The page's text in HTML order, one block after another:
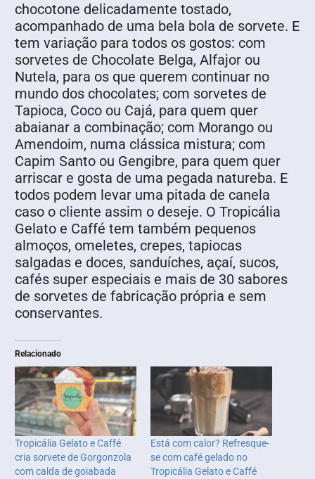
chocotone delicadamente tostado,
acompanhado de uma bela bola de sorvete. E
tem variação para todos os gostos: com
sorvetes de Chocolate Belga, Alfajor ou
Nutela, para os que querem continuar no
mundo dos chocolates; com sorvetes de
Tapioca, Coco ou Cajá, para quem quer
abaianar a combinação; com Morango ou
Amendoim, numa clássica mistura; com
Capim Santo ou Gengibre, para quem quer
arriscar e gosta de uma pegada natureba. E
todos podem levar uma pitada de canela
caso o cliente assim o deseje. O Tropicália
Gelato e Caffé tem também pequenos
almoços, omeletes, crepes, tapiocas
salgadas e doces, sanduíches, açaí, sucos,
cafés super especiais e mais de 30 sabores
de sorvetes de fabricação própria e sem
conservantes.
Relacionado
Tropicália Gelato e Caffé
cria sorvete de Gorgonzola
com calda de goiabada
Está com calor? Refresque-
se com café gelado no
Tropicália Gelato e Caffé